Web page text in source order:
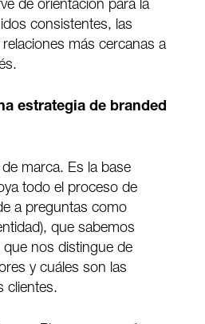
de orientación para la
consistentes, las
más cercanas a
estrategia de branded
marca. Es la base
todo el proceso de
a preguntas como
que sabemos
que nos distingue de
y cuáles son las
clientes.